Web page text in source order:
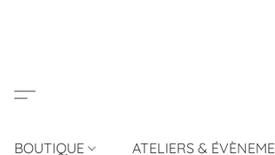
BOUTIQUE ATELIERS &